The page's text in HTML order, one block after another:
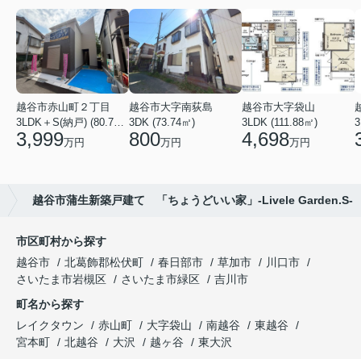
越谷市赤山町２丁目
3,999万円
越谷市大字南荻島
3DK (73.74㎡)
800万円
越谷市大字袋山
3LDK (111.88㎡)
4,698万円
越谷市蒲生新築戸建て 「ちょうどいい家」-Livele Garden.S-
市区町村から探す
越谷市
北葛飾郡松伏町 春日部市 草加市
川口市
さいたま市岩槻区
さいたま市緑区
吉川市
町名から探す
レイクタウン
赤山町 大字袋山 南越谷
東越谷
宮本町
北越谷 大沢 越ヶ谷
東大沢